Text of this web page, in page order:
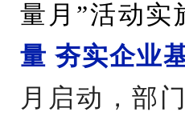
量月”活动实
量 夯实企业
月启动，部